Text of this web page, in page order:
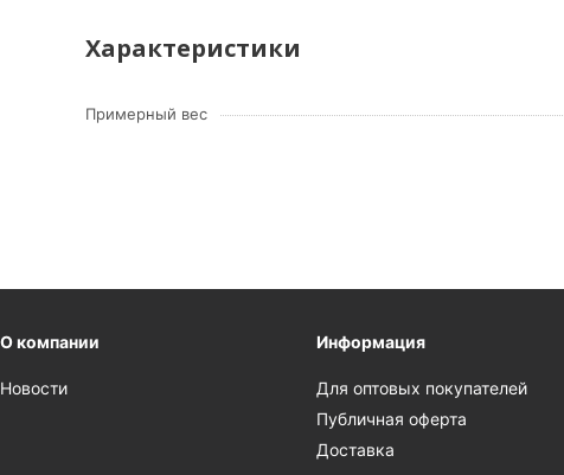
Характеристики
Примерный вес
О компании
Новости
Информация
Для оптовых покупателей
Публичная оферта
Доставка